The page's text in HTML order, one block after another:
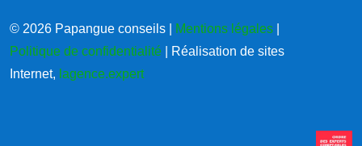
© 2026 Papangue conseils | Mentions légales
Politique de confidentialité | Réalisation de sites
Internet, lagence.expert